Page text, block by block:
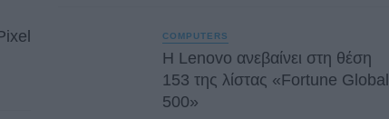
COMPUTERS
Η Lenovo ανεβαίνει στη θέση
153 της λίστας «Fortune Global
500»